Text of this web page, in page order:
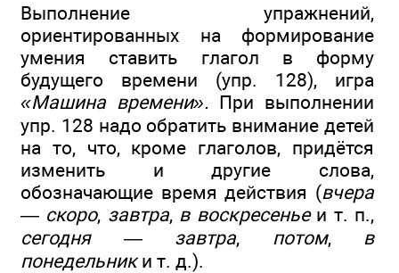
Выполнение упражнений,
ориентированных на формирование
умения ставить глагол в форму
будущего времени (упр. 128), игра
«Машина времени». При выполнении
упр. 128 надо обратить внимание детей
на то, что, кроме глаголов, придётся
изменить и другие слова,
обозначающие время действия (вчера
— скоро, завтра, в воскресенье и т. п.,
сегодня— завтра, потом, в
понедельники т. д.).